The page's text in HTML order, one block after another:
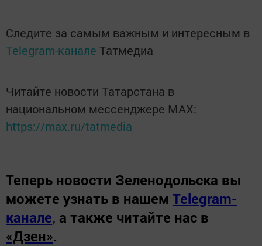
Следите за самым важным и интересным в
Telegram-канале Татмедиа
Читайте новости Татарстана в
национальном мессенджере MАХ:
https://max.ru/tatmedia
Теперь новости Зеленодольска вы
можете узнать в нашем Telegram-
канале, а также читайте нас в
«Дзен».